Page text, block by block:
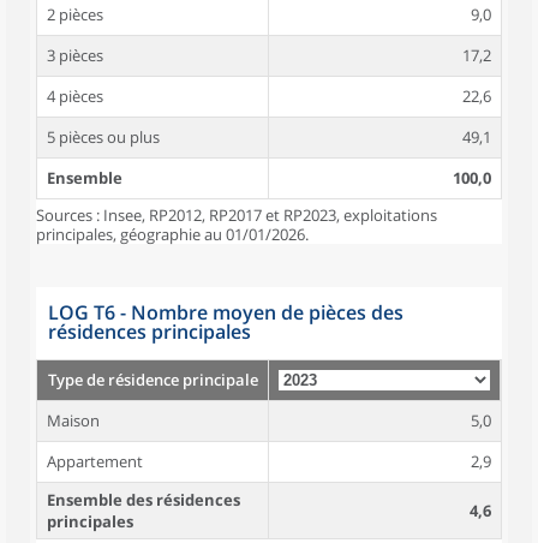
2 pièces
9,0
3 pièces
17,2
4 pièces
22,6
5 pièces ou plus
49,1
Ensemble
100,0
Sources : Insee, RP2012, RP2017 et RP2023, exploitations
principales, géographie au 01/01/2026.
LOG T6 - Nombre moyen de pièces des
résidences principales
Type de résidence principale
Maison
5,0
Appartement
2,9
Ensemble des résidences
principales
4,6